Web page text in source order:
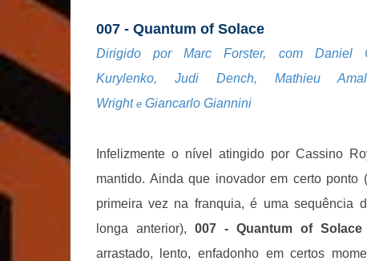
007 - Quantum of Solace
Dirigido por Marc Forster, com Daniel
Kurylenko, Judi Dench, Mathieu
Wrighte Giancarlo Giannini
Infelizmente o nível atingido por Cassino
mantido. Ainda que inovador em certo ponto
primeira vez na franquia, é uma sequência
longa anterior), 007 - Quantum of Solace
arrastado, lento, enfadonho em certos